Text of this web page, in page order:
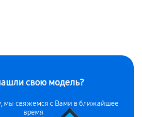
свою модель?
мы свяжемся с Вами в ближайшее
время